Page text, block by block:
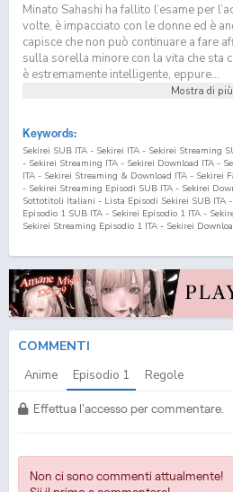
Minato Sahashi ha fallito l’esame per
volte, è impacciato con le donne ed è
capisce che non può continuare a fare
sulla sorella minore con la vita che sta
è estremamente intelligente, eppure...
Mostra di più
Keywords:
Sekirei SUB ITA - Sekirei ITA - Sekirei Streaming
- Sekirei Streaming ITA - Sekirei Download ITA -
ITA - Sekirei Streaming & Download ITA - Sekirei
- Sekirei Streaming Episodi SUB ITA - Sekirei
Sottotitoli Italiani - Lista Episodi Sekirei SUB ITA
Episodio 1 SUB ITA - Sekirei Episodio 1 ITA -
Sekirei Streaming Episodio 1 ITA - Sekirei
COMMENTI
Anime Episodio 1 Regole
Effettua l'accesso per commentare.
Non ci sono commenti attualmente!